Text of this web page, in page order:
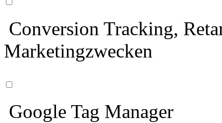
Conversion Tracking,
Marketingzwecken
Google Tag Manager